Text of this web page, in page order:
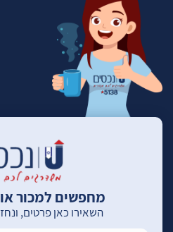
מחפשים למכור
השאירו כאן פרטים,